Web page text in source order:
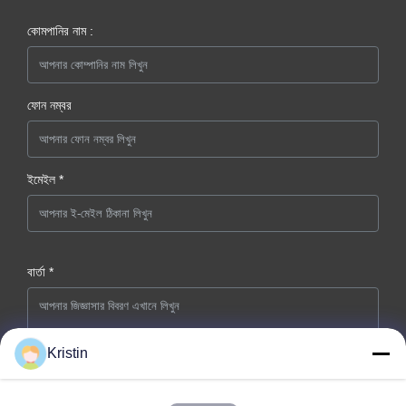
কোমপানির নাম :
ফোন নম্বর
ইমেইল *
বার্তা *
Kristin